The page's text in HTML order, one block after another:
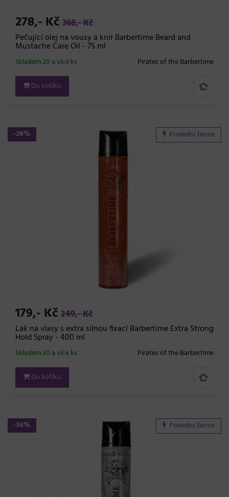
278,- Kč 368,- Kč
Pečující olej na vousy a knír Barbertime Beard and
Mustache Care Oil - 75 ml
Pirates of the Barbertime
Skladem 20 a více ks
Do košíku
-28% Poslední šance
179,- Kč 249,- Kč
Lak na vlasy s extra silnou fixací Barbertime Extra Strong
Hold Spray - 400 ml
Pirates of the Barbertime
Skladem 20 a více ks
Do košíku
-36% Poslední šance